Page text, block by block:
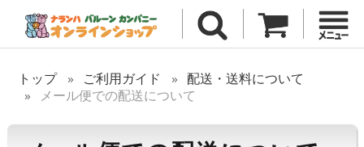
トップ ご利用ガイド
配送・送料について
メール便での配送について